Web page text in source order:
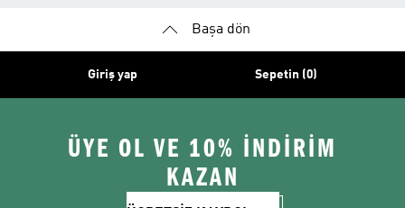
Başa dön
Giriş yap Sepetin (0)
ÜYE OL VE 10% İNDİRİM
KAZAN